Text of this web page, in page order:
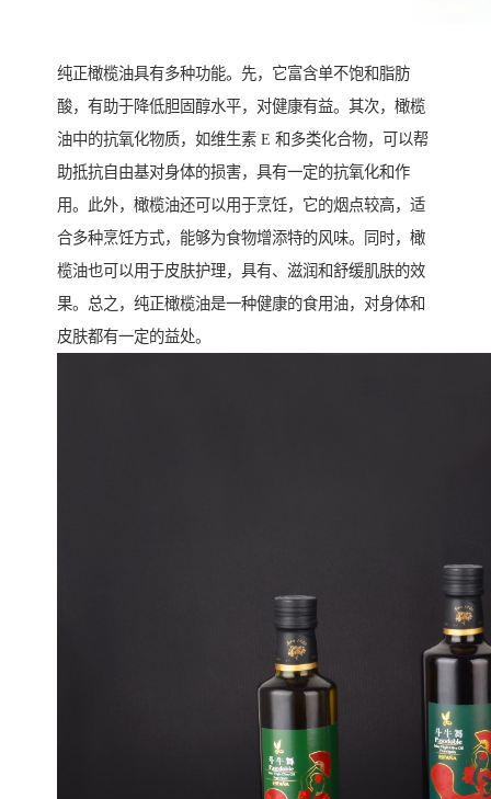
纯正橄榄油具有多种功能。先，它富含单不饱和脂肪
酸，有助于降低胆固醇水平，对健康有益。其次，橄榄
油中的抗氧化物质，如维生素 E 和多类化合物，可以帮
助抵抗自由基对身体的损害，具有一定的抗氧化和作
用。此外，橄榄油还可以用于烹饪，它的烟点较高，适
合多种烹饪方式，能够为食物增添特的风味。同时，橄
榄油也可以用于皮肤护理，具有、滋润和舒缓肌肤的效
果。总之，纯正橄榄油是一种健康的食用油，对身体和
皮肤都有一定的益处。